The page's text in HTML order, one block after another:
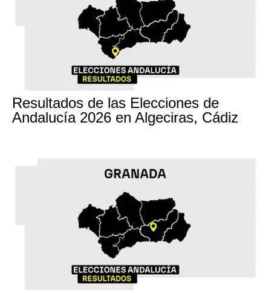
Resultados de las Elecciones de
Andalucía 2026 en Algeciras, Cádiz